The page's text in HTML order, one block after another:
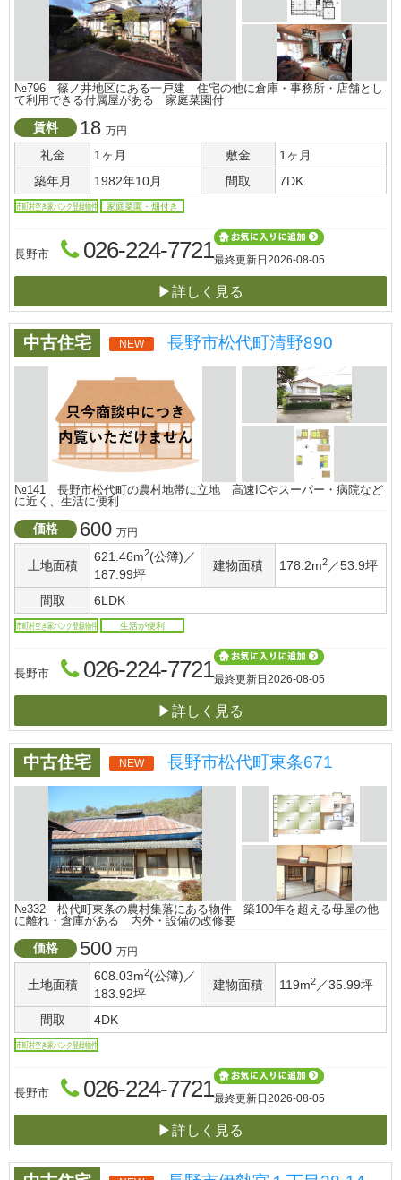
№796 篠ノ井地区にある一戸建 住宅の他に倉庫・事務所・店舗とし
て利用できる付属屋がある 家庭菜園付
賃料 18 万円
礼金 1ヶ月 敷金
1ヶ月
築年月
1982年10月 間取 7DK
市町村空き家バンク登録物件 家庭菜園・畑付き
長野市 026-224-7721最終更新日 2026-08-05
▶詳しく見る
中古住宅 NEW 長野市松代町清野890
№141 長野市松代町の農村地帯に立地 高速ICやスーパー・病院など
に近く、生活に便利
価格 600 万円
土地面積
621.46m2(公簿)／
187.99坪
建物面積 178.2m2 ／53.9坪
間取 6LDK
市町村空き家バンク登録物件 生活が便利
長野市 026-224-7721最終更新日 2026-08-05
▶詳しく見る
中古住宅 NEW 長野市松代町東条671
№332 松代町東条の農村集落にある物件 築100年を超える母屋の他
に離れ・倉庫がある 内外・設備の改修要
価格 500 万円
土地面積
608.03m2(公簿)／
183.92坪
建物面積 119m2 ／35.99坪
間取 4DK
市町村空き家バンク登録物件
長野市 026-224-7721最終更新日 2026-08-05
▶詳しく見る